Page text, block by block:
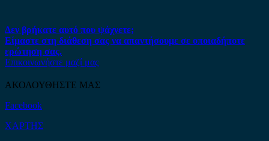
Δεν βρήκατε αυτό που ψάχνετε;
Είμαστε στη διάθεση σας να απαντήσουμε σε οποιαδήποτε
ερώτηση σας.
Επικοινωνήστε μαζί μας
ΑΚΟΛΟΥΘΗΣΤΕ ΜΑΣ
Facebook
ΧΑΡΤΗΣ